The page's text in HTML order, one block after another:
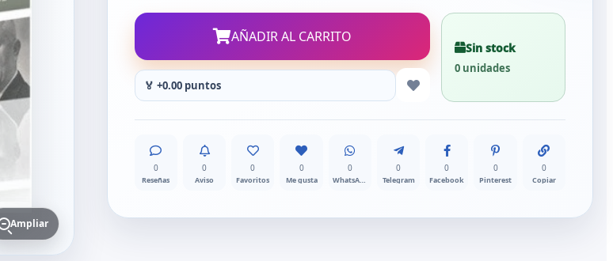
Ampliar
AÑADIR AL CARRITO
🏅 +0.00 puntos
Sin stock
0 unidades
0
Reseñas
0
Aviso
0
Favoritos
0
Me gusta
0
WhatsApp
0
Telegram
0
Facebook
0
Pinterest
0
Copiar